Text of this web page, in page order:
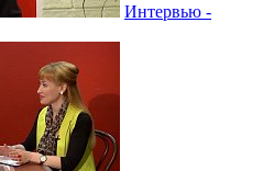
Интервью -